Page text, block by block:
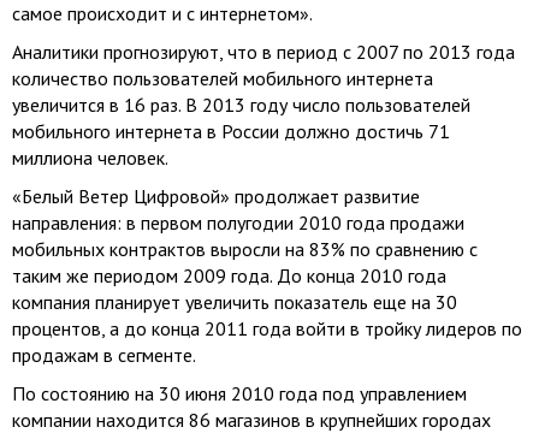
самое происходит и с интернетом».
Аналитики прогнозируют, что в период с 2007 по 2013 года
количество пользователей мобильного интернета
увеличится в 16 раз. В 2013 году число пользователей
мобильного интернета в России должно достичь 71
миллиона человек.
«Белый Ветер Цифровой» продолжает развитие
направления: в первом полугодии 2010 года продажи
мобильных контрактов выросли на 83% по сравнению с
таким же периодом 2009 года. До конца 2010 года
компания планирует увеличить показатель еще на 30
процентов, а до конца 2011 года войти в тройку лидеров по
продажам в сегменте.
По состоянию на 30 июня 2010 года под управлением
компании находится 86 магазинов в крупнейших городах